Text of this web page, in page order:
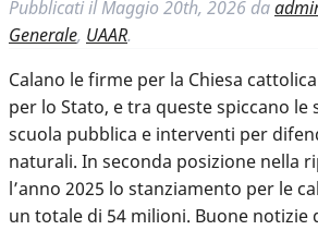
Pubblicati ilMaggio 20th, 2026 da
Generale, UAAR.
Calano le firme per la Chiesa
per lo Stato, e tra queste spiccano le
scuola pubblica e interventi per
naturali. In seconda posizione nella
l’anno 2025 lo stanziamento per le
un totale di 54 milioni. Buone notizie